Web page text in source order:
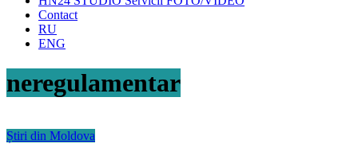
Contact
RU
ENG
neregulamentar
Știri din Moldova